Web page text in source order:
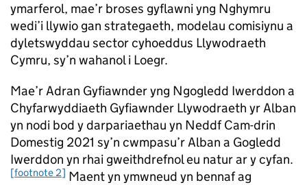
ymarferol, mae’r broses gyflawni yng Nghymru
wedi’i llywio gan strategaeth, modelau comisiynu a
dyletswyddau sector cyhoeddus Llywodraeth
Cymru, sy’n wahanol i Loegr.
Mae’r Adran Gyfiawnder yng Ngogledd Iwerddon a
Chyfarwyddiaeth Gyfiawnder Llywodraeth yr Alban
yn nodi bod y darpariaethau yn Neddf Cam-drin
Domestig 2021 sy’n cwmpasu’r Alban a Gogledd
Iwerddon yn rhai gweithdrefnol eu natur ar y cyfan.
[footnote 2] Maent yn ymwneud yn bennaf ag